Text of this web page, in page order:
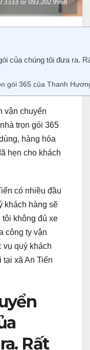
của chúng tôi đưa ra.
gói 365 của Thanh
vận chuyển
trọn gói 365
hàng hóa
hẹn cho khách
có nhiều đầu
khách hàng sẽ
không đủ xe
công ty vận
vụ quý khách
tại xã An Tiến
Rất